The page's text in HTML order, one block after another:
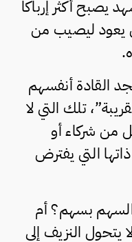
يصبح أكثر إرباكا
يعود ليصيب من
القادة أنفسهم
تلك التي لا
من شركاء أو
التي يفترض
السهم بسهم؟ أم
يتحول النزيف إلى